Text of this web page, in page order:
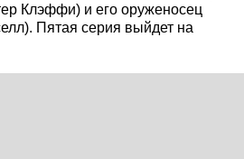
Клэффи) и его оруженосец
Пятая серия выйдет на